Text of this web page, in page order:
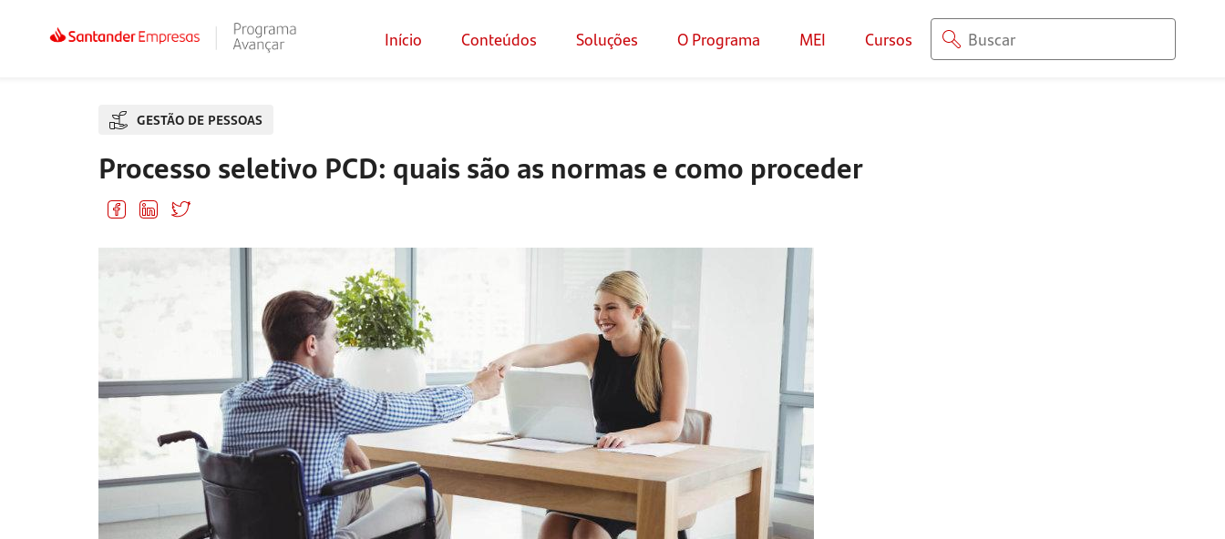
Início Conteúdos Soluções O Programa MEI Cursos
GESTÃO DE PESSOAS
Processo seletivo PCD: quais são as normas e como proceder